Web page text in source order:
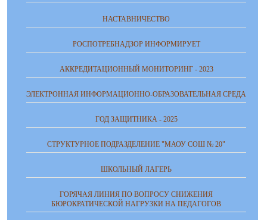
НАСТАВНИЧЕСТВО
РОСПОТРЕБНАДЗОР ИНФОРМИРУЕТ
АККРЕДИТАЦИОННЫЙ МОНИТОРИНГ - 2023
ЭЛЕКТРОННАЯ ИНФОРМАЦИОННО-ОБРАЗОВАТЕЛЬНАЯ СРЕДА
ГОД ЗАЩИТНИКА - 2025
СТРУКТУРНОЕ ПОДРАЗДЕЛЕНИЕ "МАОУ СОШ № 20"
ШКОЛЬНЫЙ ЛАГЕРЬ
ГОРЯЧАЯ ЛИНИЯ ПО ВОПРОСУ СНИЖЕНИЯ
БЮРОКРАТИЧЕСКОЙ НАГРУЗКИ НА ПЕДАГОГОВ